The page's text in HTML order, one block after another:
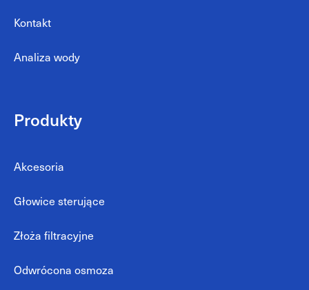
Kontakt
Analiza wody
Produkty
Akcesoria
Głowice sterujące
Złoża filtracyjne
Odwrócona osmoza